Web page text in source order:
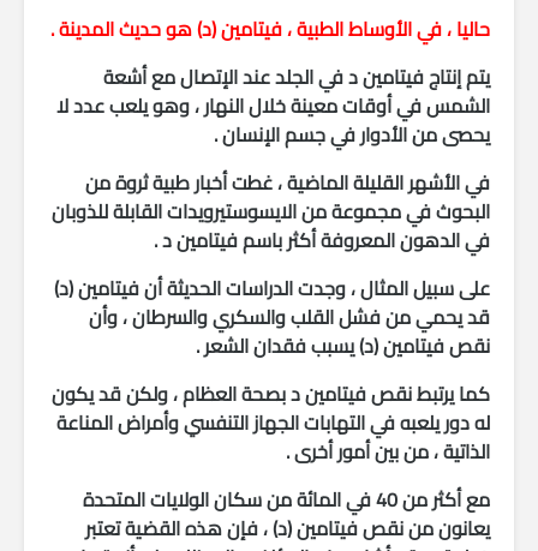
حاليا ، في الأوساط الطبية ، فيتامين (د) هو حديث المدينة .
يتم إنتاج فيتامين د في الجلد عند الإتصال مع أشعة
الشمس في أوقات معينة خلال النهار ، وهو يلعب عدد لا
يحصى من الأدوار في جسم الإنسان .
في الأشهر القليلة الماضية ، غطت أخبار طبية ثروة من
البحوث في مجموعة من الايسوستيرويدات القابلة للذوبان
في الدهون المعروفة أكثر باسم فيتامين د .
على سبيل المثال ، وجدت الدراسات الحديثة أن فيتامين (د)
قد يحمي من فشل القلب والسكري والسرطان ، وأن
نقص فيتامين (د) يسبب فقدان الشعر .
كما يرتبط نقص فيتامين د بصحة العظام ، ولكن قد يكون
له دور يلعبه في التهابات الجهاز التنفسي وأمراض المناعة
الذاتية ، من بين أمور أخرى .
مع أكثر من 40 في المائة من سكان الولايات المتحدة
يعانون من نقص فيتامين (د) ، فإن هذه القضية تعتبر